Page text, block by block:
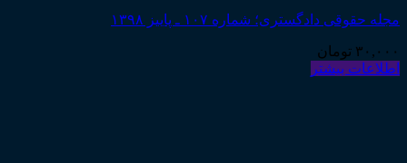
مجله حقوقی دادگستری؛ شماره ۱۰۷ ـ پاییز ۱۳۹۸
۳۰,۰۰۰ تومان
اطلاعات بیشتر